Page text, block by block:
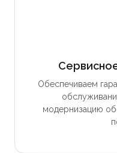
Обеспечиваем
модернизацию